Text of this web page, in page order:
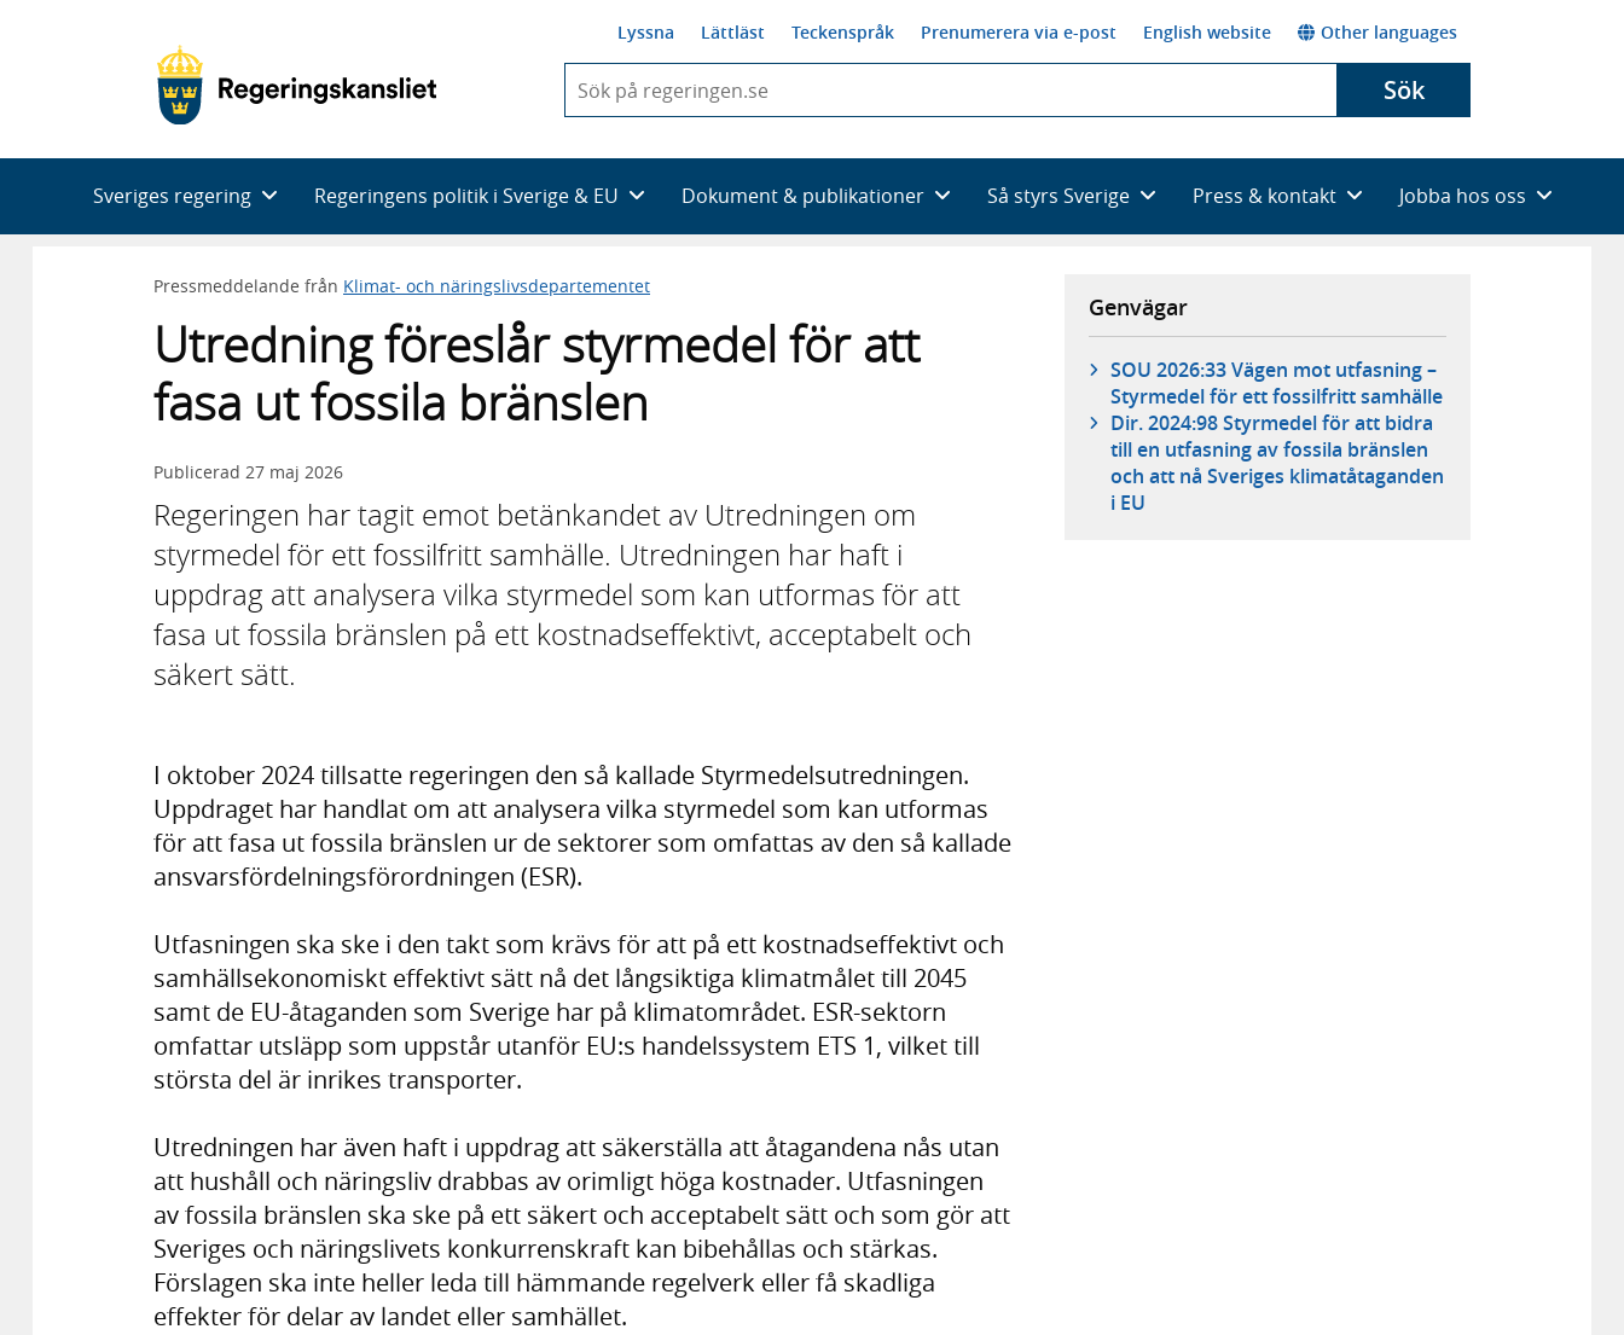
Lyssna Lättläst Teckenspråk Prenumerera via e-post English website Other languages
du
skriva
framträder
en
med
Sök
Sveriges regering Regeringens politik i Sverige & EU Dokument & publikationer Så styrs Sverige Press & kontakt Jobba hos oss
Pressmeddelande från Klimat- och näringslivsdepartementet
Utredning föreslår styrmedel för att
fasa ut fossila bränslen
Publicerad 27 maj 2026
Regeringen har tagit emot betänkandet av Utredningen om
styrmedel för ett fossilfritt samhälle. Utredningen har haft i
uppdrag att analysera vilka styrmedel som kan utformas för att
fasa ut fossila bränslen på ett kostnadseffektivt, acceptabelt och
säkert sätt.
I oktober 2024 tillsatte regeringen den så kallade Styrmedelsutredningen.
Uppdraget har handlat om att analysera vilka styrmedel som kan utformas
för att fasa ut fossila bränslen ur de sektorer som omfattas av den så kallade
ansvarsfördelningsförordningen (ESR).
Utfasningen ska ske i den takt som krävs för att på ett kostnadseffektivt och
samhällsekonomiskt effektivt sätt nå det långsiktiga klimatmålet till 2045
samt de EU-åtaganden som Sverige har på klimatområdet. ESR-sektorn
omfattar utsläpp som uppstår utanför EU:s handelssystem ETS 1, vilket till
största del är inrikes transporter.
Utredningen har även haft i uppdrag att säkerställa att åtagandena nås utan
att hushåll och näringsliv drabbas av orimligt höga kostnader. Utfasningen
av fossila bränslen ska ske på ett säkert och acceptabelt sätt och som gör att
Sveriges och näringslivets konkurrenskraft kan bibehållas och stärkas.
Förslagen ska inte heller leda till hämmande regelverk eller få skadliga
effekter för delar av landet eller samhället.
Genvägar
SOU 2026:33 Vägen mot utfasning –
Styrmedel för ett fossilfritt samhälle
Dir. 2024:98 Styrmedel för att bidra
till en utfasning av fossila bränslen
och att nå Sveriges klimatåtaganden
i EU